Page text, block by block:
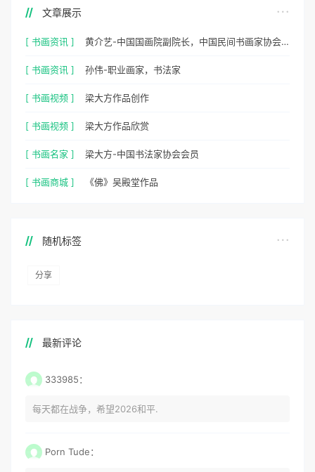
文章展示
[ 书画资讯 ] 黄介艺-中国国画院副院长，中国民间书画家协会副主席
[ 书画资讯 ] 孙伟-职业画家，书法家
[ 书画视频 ] 梁大方作品创作
[ 书画视频 ] 梁大方作品欣赏
[ 书画名家 ] 梁大方-中国书法家协会会员
[ 书画商城 ] 《佛》吴殿堂作品
随机标签
分享
最新评论
333985：
每天都在战争，希望2026和平.
Porn Tude：